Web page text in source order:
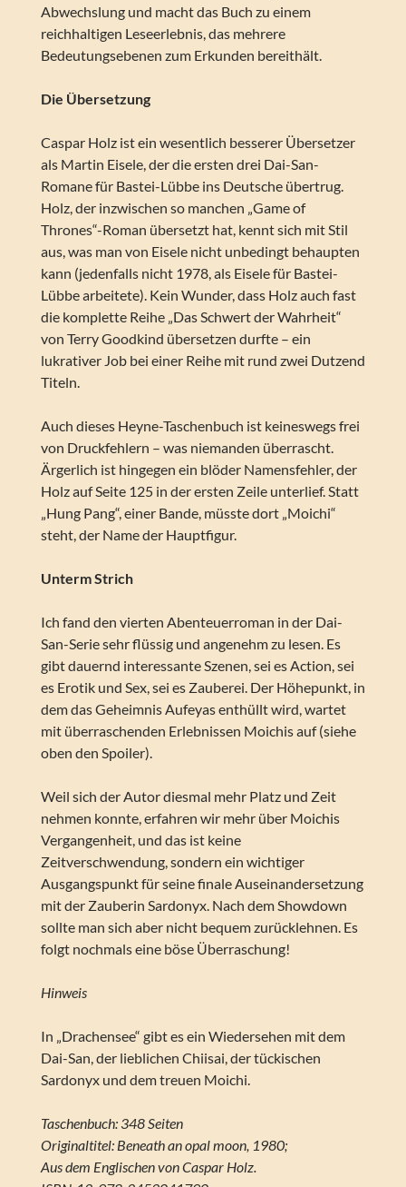
Abwechslung und macht das Buch zu einem
reichhaltigen Leseerlebnis, das mehrere
Bedeutungsebenen zum Erkunden bereithält.
Die Übersetzung
Caspar Holz ist ein wesentlich besserer Übersetzer
als Martin Eisele, der die ersten drei Dai-San-
Romane für Bastei-Lübbe ins Deutsche übertrug.
Holz, der inzwischen so manchen „Game of
Thrones“-Roman übersetzt hat, kennt sich mit Stil
aus, was man von Eisele nicht unbedingt behaupten
kann (jedenfalls nicht 1978, als Eisele für Bastei-
Lübbe arbeitete). Kein Wunder, dass Holz auch fast
die komplette Reihe „Das Schwert der Wahrheit“
von Terry Goodkind übersetzen durfte – ein
lukrativer Job bei einer Reihe mit rund zwei Dutzend
Titeln.
Auch dieses Heyne-Taschenbuch ist keineswegs frei
von Druckfehlern – was niemanden überrascht.
Ärgerlich ist hingegen ein blöder Namensfehler, der
Holz auf Seite 125 in der ersten Zeile unterlief. Statt
„Hung Pang“, einer Bande, müsste dort „Moichi“
steht, der Name der Hauptfigur.
Unterm Strich
Ich fand den vierten Abenteuerroman in der Dai-
San-Serie sehr flüssig und angenehm zu lesen. Es
gibt dauernd interessante Szenen, sei es Action, sei
es Erotik und Sex, sei es Zauberei. Der Höhepunkt, in
dem das Geheimnis Aufeyas enthüllt wird, wartet
mit überraschenden Erlebnissen Moichis auf (siehe
oben den Spoiler).
Weil sich der Autor diesmal mehr Platz und Zeit
nehmen konnte, erfahren wir mehr über Moichis
Vergangenheit, und das ist keine
Zeitverschwendung, sondern ein wichtiger
Ausgangspunkt für seine finale Auseinandersetzung
mit der Zauberin Sardonyx. Nach dem Showdown
sollte man sich aber nicht bequem zurücklehnen. Es
folgt nochmals eine böse Überraschung!
Hinweis
In „Drachensee“ gibt es ein Wiedersehen mit dem
Dai-San, der lieblichen Chiisai, der tückischen
Sardonyx und dem treuen Moichi.
Taschenbuch: 348 Seiten
Originaltitel: Beneath an opal moon, 1980;
Aus dem Englischen von Caspar Holz.